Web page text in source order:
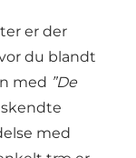
er der
du blandt
med ”De
med